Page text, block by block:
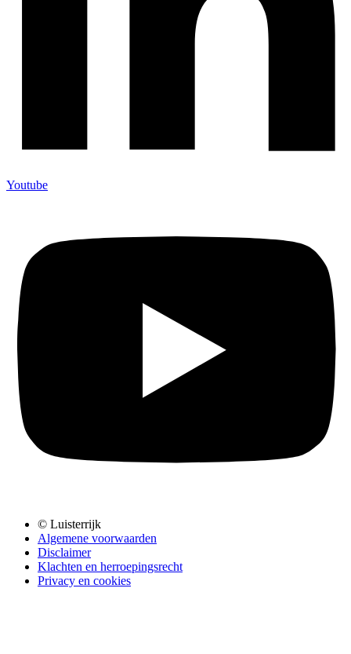
Youtube
© Luisterrijk
Algemene voorwaarden
Disclaimer
Klachten en herroepingsrecht
Privacy en cookies